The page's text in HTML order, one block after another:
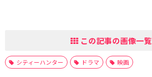
この記事の画像一覧
シティーハンター ドラマ 映画